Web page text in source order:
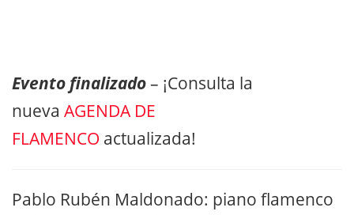
Evento finalizado– ¡Consulta la
nueva AGENDA DE
FLAMENCO actualizada!
Pablo Rubén Maldonado: piano flamenco